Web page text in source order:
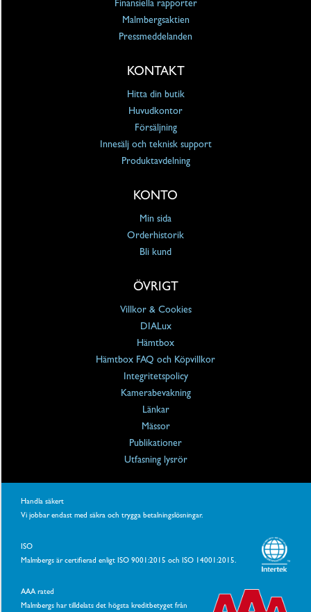
Finansiella rapporter
Malmbergsaktien
Pressmeddelanden
KONTAKT
Hitta din butik
Huvudkontor
Försäljning
Innesälj och teknisk support
Produktavdelning
KONTO
Min sida
Orderhistorik
Bli kund
ÖVRIGT
Villkor & Cookies
DIALux
Hämtbox
Hämtbox FAQ och Köpvillkor
Integritetspolicy
Kamerabevakning
Länkar
Mässor
Publikationer
Utfasning lysrör
Handla säkert
Vi jobbar endast med säkra och trygga betalningslösningar.
ISO
Malmbergs är certifierad enligt ISO 9001:2015 och ISO 14001:2015.
AAA rated
Malmbergs har tilldelats det högsta kreditbetyget från